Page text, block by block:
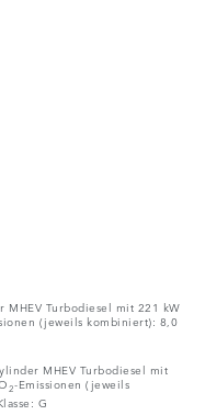
MHEV Turbodiesel mit 221 kW
(jeweils kombiniert): 8,0
MHEV Turbodiesel mit
2-Emissionen (jeweils
G